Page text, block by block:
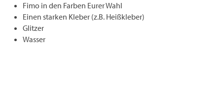
Fimo in den Farben Eurer Wahl
Einen starken Kleber (z.B. Heißkleber)
Glitzer
Wasser